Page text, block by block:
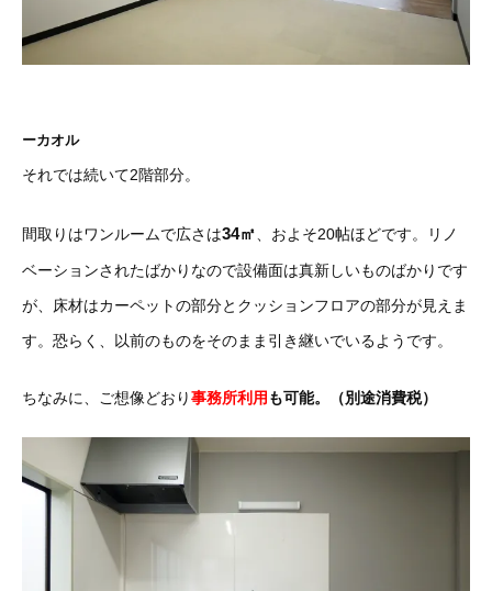
ーカオル
それでは続いて2階部分。
間取りはワンルームで広さは34㎡ 、およそ20帖ほどです。リノ
ベーションされたばかりなので設備面は真新しいものばかりです
が、床材はカーペットの部分とクッションフロアの部分が見えま
す。恐らく、以前のものをそのまま引き継いでいるようです。
ちなみに、ご想像どおり事務所利用 も可能。（別途消費税）